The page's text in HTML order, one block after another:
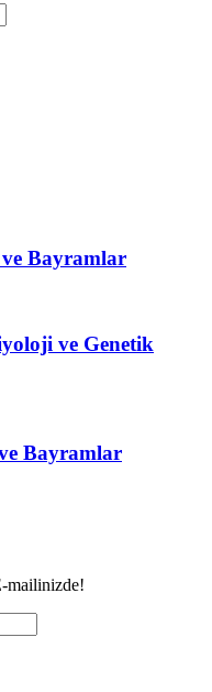
Bayramlar
ve Genetik
Bayramlar
mailinizde!